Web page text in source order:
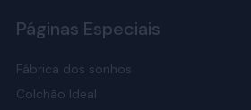
Páginas Especiais
Fábrica dos sonhos
Colchão Ideal